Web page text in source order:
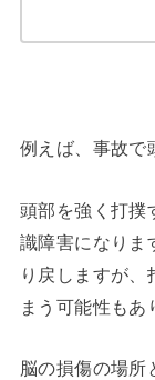
例えば、事故で
頭部を強く打撲
識障害になりま
り戻しますが、
まう可能性もあ
脳の損傷の場所